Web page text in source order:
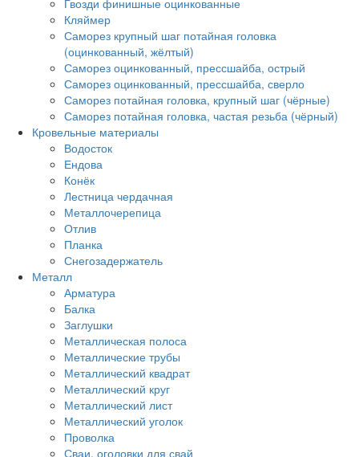
Гвозди финишные оцинкованные
Кляймер
Саморез крупный шаг потайная головка
(оцинкованный, жёлтый)
Саморез оцинкованный, прессшайба, острый
Саморез оцинкованный, прессшайба, сверло
Саморез потайная головка, крупный шаг (чёрные)
Саморез потайная головка, частая резьба (чёрный)
Кровельные материалы
Водосток
Ендова
Конёк
Лестница чердачная
Металлочерепица
Отлив
Планка
Снегозадержатель
Металл
Арматура
Балка
Заглушки
Металлическая полоса
Металлические трубы
Металлический квадрат
Металлический круг
Металлический лист
Металлический уголок
Проволка
Сваи, оголовки для свай